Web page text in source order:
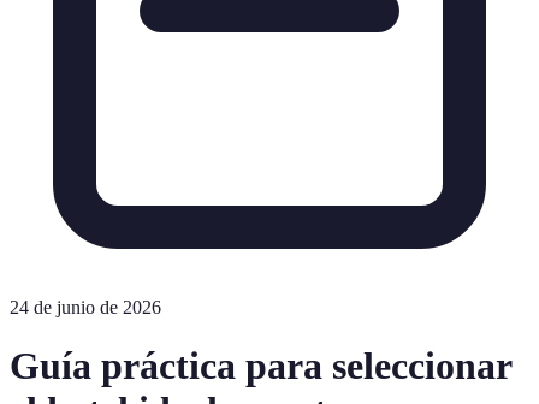
24 de junio de 2026
Guía práctica para seleccionar